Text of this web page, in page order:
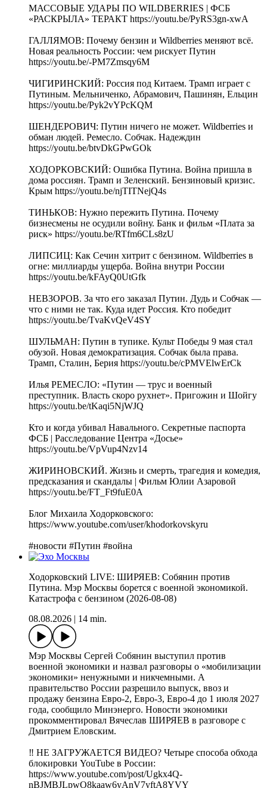
МАССОВЫЕ УДАРЫ ПО WILDBERRIES | ФСБ
«РАСКРЫЛА» ТЕРАКТ https://youtu.be/PyRS3gn-xwA
ГАЛЛЯМОВ: Почему бензин и Wildberries меняют всё.
Новая реальность России: чем рискует Путин
https://youtu.be/-PM7Zmsqy6M
ЧИГИРИНСКИЙ: Россия под Китаем. Трамп играет с
Путиным. Мельниченко, Абрамович, Пашинян, Ельцин
https://youtu.be/Pyk2vYPcKQM
ШЕНДЕРОВИЧ: Путин ничего не может. Wildberries и
обман людей. Ремесло. Собчак. Надеждин
https://youtu.be/btvDkGPwGOk
ХОДОРКОВСКИЙ: Ошибка Путина. Война пришла в
дома россиян. Трамп и Зеленский. Бензиновый кризис.
Крым https://youtu.be/njTITNejQ4s
ТИНЬКОВ: Нужно пережить Путина. Почему
бизнесмены не осудили войну. Банк и фильм «Плата за
риск» https://youtu.be/RTfm6CLs8zU
ЛИПСИЦ: Как Сечин хитрит с бензином. Wildberries в
огне: миллиарды ущерба. Война внутри России
https://youtu.be/kFAyQ0UtGfk
НЕВЗОРОВ. За что его заказал Путин. Дудь и Собчак —
что с ними не так. Куда идет Россия. Кто победит
https://youtu.be/TvaKvQeV4SY
ШУЛЬМАН: Путин в тупике. Культ Победы 9 мая стал
обузой. Новая демократизация. Собчак была права.
Трамп, Сталин, Берия https://youtu.be/cPMVElwErCk
Илья РЕМЕСЛО: «Путин — трус и военный
преступник. Власть скоро рухнет». Пригожин и Шойгу
https://youtu.be/tKaqi5NjWJQ
Кто и когда убивал Навального. Секретные паспорта
ФСБ | Расследование Центра «Досье»
https://youtu.be/VpVup4Nzv14
ЖИРИНОВСКИЙ. Жизнь и смерть, трагедия и комедия,
предсказания и скандалы | Фильм Юлии Азаровой
https://youtu.be/FT_Ft9fuE0A
Блог Михаила Ходорковского:
https://www.youtube.com/user/khodorkovskyru
#новости #Путин #война
Ходорковский LIVE: ШИРЯЕВ: Собянин против
Путина. Мэр Москвы борется с военной экономикой.
Катастрофа с бензином (2026-08-08)
08.08.2026
14 min.
Мэр Москвы Сергей Собянин выступил против
военной экономики и назвал разговоры о «мобилизации
экономики» ненужными и никчемными. А
правительство России разрешило выпуск, ввоз и
продажу бензина Евро-2, Евро-3, Евро-4 до 1 июля 2027
года, сообщило Минэнерго. Новости экономики
прокомментировал Вячеслав ШИРЯЕВ в разговоре с
Дмитрием Еловским.
‼️ НЕ ЗАГРУЖАЕТСЯ ВИДЕО? Четыре способа обхода
блокировки YouTube в России:
https://www.youtube.com/post/Ugkx4Q-
nBJMBJLpwO8kaaw6yAnV7yftA8YVY